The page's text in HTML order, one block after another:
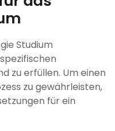
Studium
zu erfüllen. Um einen
zu gewährleisten,
für ein